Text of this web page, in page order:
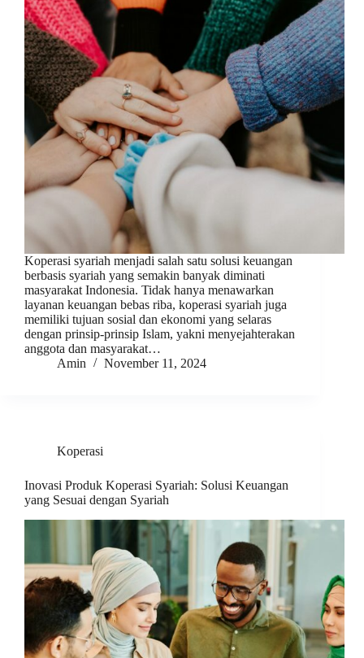
Koperasi syariah menjadi salah satu solusi keuangan
berbasis syariah yang semakin banyak diminati
masyarakat Indonesia. Tidak hanya menawarkan
layanan keuangan bebas riba, koperasi syariah juga
memiliki tujuan sosial dan ekonomi yang selaras
dengan prinsip-prinsip Islam, yakni menyejahterakan
anggota dan masyarakat…
Amin
November 11, 2024
Koperasi
Inovasi Produk Koperasi Syariah: Solusi Keuangan
yang Sesuai dengan Syariah